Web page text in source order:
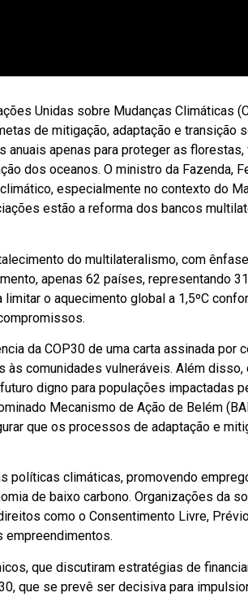
Unidas sobre Mudanças Climáticas
de mitigação, adaptação e transição
apenas para proteger as
dos oceanos. O ministro da Fazenda,
especialmente no contexto do
estão a reforma dos bancos
do multilateralismo, com
apenas 62 países, representando
o aquecimento global a 1,5ºC
da COP30 de uma carta assinada por
comunidades vulneráveis. Além
digno para populações impactadas
Mecanismo de Ação de Belém
que os processos de adaptação e
climáticas, promovendo
de baixo carbono. Organizações da
como o Consentimento Livre,
empreendimentos.
que discutiram estratégias de
que se prevê ser decisiva para